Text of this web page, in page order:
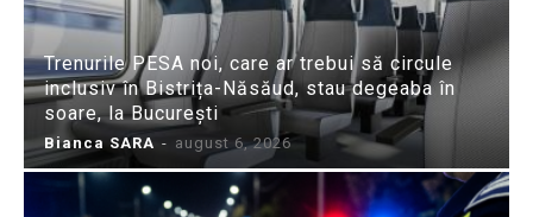
Trenurile PESA noi, care ar trebui să circule
inclusiv în Bistrița-Năsăud, stau degeaba în
soare, la București
Bianca SARA - august 6, 2026